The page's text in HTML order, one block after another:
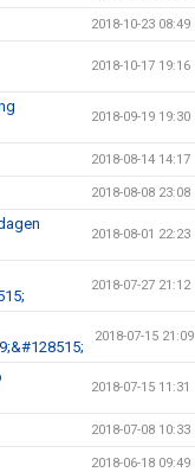
2018-10-23 08:49
2018-10-17 19:16
2018-09-19 19:30
2018-08-14 14:17
2018-08-08 23:08
2018-08-01 22:23
2018-07-27 21:12
2018-07-15 21:09
2018-07-15 11:31
2018-07-08 10:33
2018-06-18 09:49